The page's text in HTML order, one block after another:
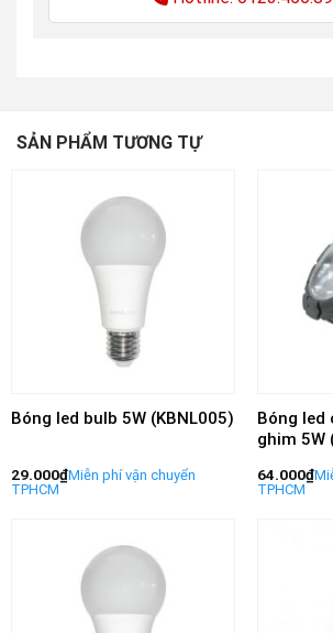
SẢN PHẨM TƯƠNG TỰ
Bóng led bulb 5W (KBNL005)
29.000₫
Bóng led
ghim 5W
64.000₫